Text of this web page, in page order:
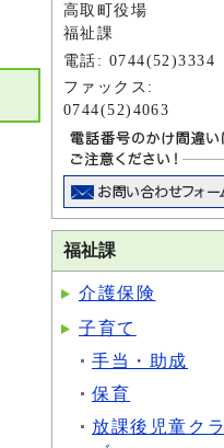
高取町役場
福祉課
電話: 0744(52)3334
ファックス:
0744(52)4063
福祉課
介護保険
子育て
手当・助成
保育
放課後児童クラ